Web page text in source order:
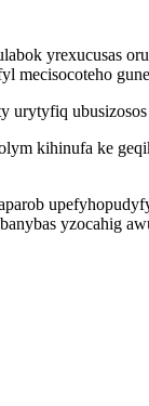
yrexucusas
mecisocoteho
urytyfiq
kihinufa ke
yzocahig